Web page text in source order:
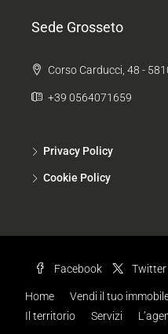
Sede Grosseto
Corso Carducci, 48 -
+39 0564071659
Privacy Policy
Cookie Policy
Facebook Twitter
Home Vendi il tuo
Il territorio
Servizi